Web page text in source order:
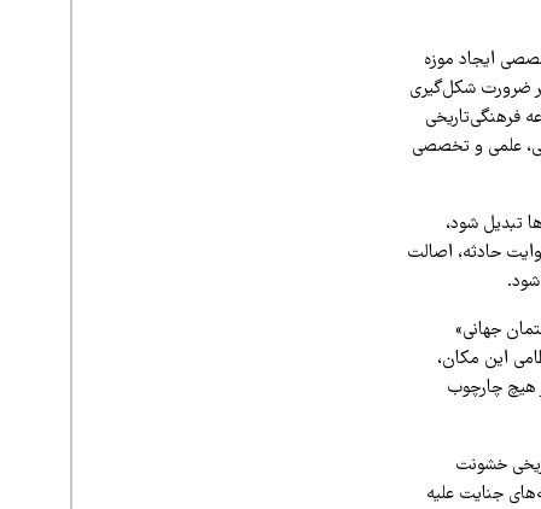
در نشست کارگروه تخصصی ایجاد موزه
بر ضرورت شکل‌گیری
فرهنگی‌تاریخی
علمی و تخصصی
تبدیل شود،
حادثه، اصالت
جهانی»
این مکان،
هیچ چارچوب
خشونت
جنایت علیه